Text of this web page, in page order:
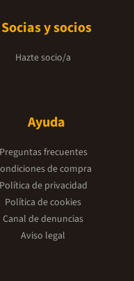
Socias y socios
Hazte socio/a
Ayuda
Preguntas frecuentes
de compra
Política de privacidad
Política de cookies
Canal de denuncias
Aviso legal